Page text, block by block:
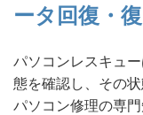
ータ回復・
パソコンレスキュ
態を確認し、その
パソコン修理の専